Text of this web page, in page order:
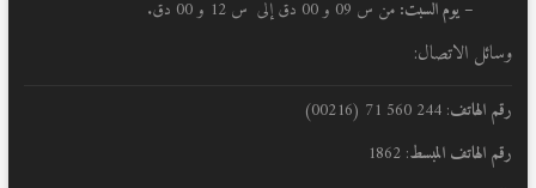
– يوم السبت: من س 09 و 00 دق إلى س 12 و 00 دق.
وسائل الاتصال:
رقم الهاتف: 244 560 71 (00216)
رقم الهاتف المبسط: 1862